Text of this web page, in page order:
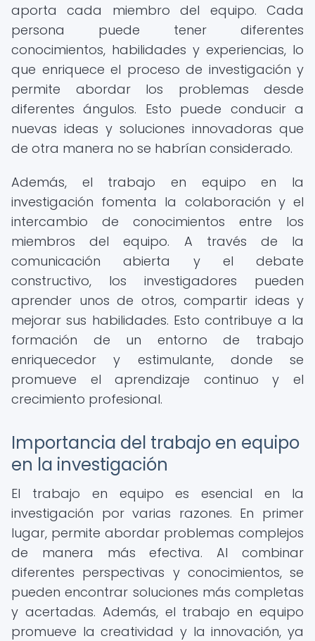
aporta cada miembro del equipo. Cada
persona puede tener diferentes
conocimientos, habilidades y experiencias, lo
que enriquece el proceso de investigación y
permite abordar los problemas desde
diferentes ángulos. Esto puede conducir a
nuevas ideas y soluciones innovadoras que
de otra manera no se habrían considerado.
Además, el trabajo en equipo en la
investigación fomenta la colaboración y el
intercambio de conocimientos entre los
miembros del equipo. A través de la
comunicación abierta y el debate
constructivo, los investigadores pueden
aprender unos de otros, compartir ideas y
mejorar sus habilidades. Esto contribuye a la
formación de un entorno de trabajo
enriquecedor y estimulante, donde se
promueve el aprendizaje continuo y el
crecimiento profesional.
Importancia del trabajo en equipo
en la investigación
El trabajo en equipo es esencial en la
investigación por varias razones. En primer
lugar, permite abordar problemas complejos
de manera más efectiva. Al combinar
diferentes perspectivas y conocimientos, se
pueden encontrar soluciones más completas
y acertadas. Además, el trabajo en equipo
promueve la creatividad y la innovación, ya